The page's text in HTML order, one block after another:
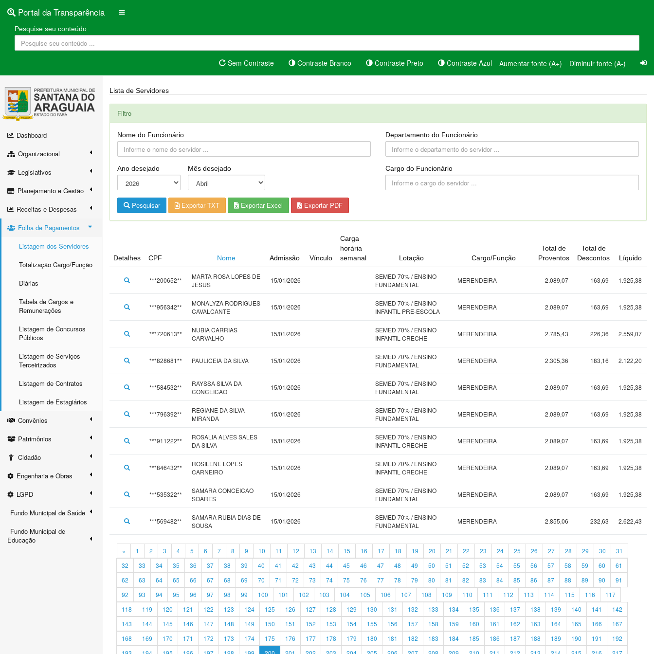
Portal da Transparência
Pesquise seu conteúdo
Sem Contraste Contraste Branco Contraste Preto Contraste Azul Aumentar fonte (A+) Diminuir fonte (A-)
Dashboard
Organizacional
Legislativos
Planejamento e Gestão
Receitas e Despesas
Folha de Pagamentos
Listagem dos Servidores
Totalização Cargo/Função
Diárias
Tabela de Cargos e
Remunerações
Listagem de Concursos
Públicos
Listagem de Serviços
Terceirizados
Listagem de Contratos
Listagem de Estagiários
Convênios
Patrimônios
Cidadão
Engenharia e Obras
LGPD
Fundo Municipal de Saúde
Fundo Municipal de
Educação
Lista de Servidores
Filtro
Nome do Funcionário
Ano desejado Mês desejado
Departamento do Funcionário
Cargo do Funcionário
Pesquisar Exportar TXT Exportar Excel Exportar PDF
Detalhes CPF Nome Admissão Vínculo
Carga
horária
semanal
Lotação Cargo/Função
Total de
Proventos
Total de
Descontos
Líquido
***200652**
MARTA ROSA LOPES DE
JESUS
15/01/2026
SEMED 70% / ENSINO
FUNDAMENTAL
MERENDEIRA 2.089,07 163,69 1.925,38
***956342**
MONALYZA RODRIGUES
CAVALCANTE
15/01/2026
SEMED 70% / ENSINO
INFANTIL PRE-ESCOLA
MERENDEIRA 2.089,07 163,69 1.925,38
***720613**
NUBIA CARRIAS
CARVALHO
15/01/2026
SEMED 70% / ENSINO
INFANTIL CRECHE
MERENDEIRA 2.785,43 226,36 2.559,07
***828681** PAULICEIA DA SILVA 15/01/2026
SEMED 70% / ENSINO
FUNDAMENTAL
MERENDEIRA 2.305,36 183,16 2.122,20
***584532**
RAYSSA SILVA DA
CONCEICAO
15/01/2026
SEMED 70% / ENSINO
FUNDAMENTAL
MERENDEIRA 2.089,07 163,69 1.925,38
***796392**
REGIANE DA SILVA
MIRANDA
15/01/2026
SEMED 70% / ENSINO
FUNDAMENTAL
MERENDEIRA 2.089,07 163,69 1.925,38
***911222**
ROSALIA ALVES SALES
DA SILVA
15/01/2026
SEMED 70% / ENSINO
INFANTIL CRECHE
MERENDEIRA 2.089,07 163,69 1.925,38
***846432**
ROSILENE LOPES
CARNEIRO
15/01/2026
SEMED 70% / ENSINO
INFANTIL CRECHE
MERENDEIRA 2.089,07 163,69 1.925,38
***535322**
SAMARA CONCEICAO
SOARES
15/01/2026
SEMED 70% / ENSINO
FUNDAMENTAL
MERENDEIRA 2.089,07 163,69 1.925,38
***569482**
SAMARA RUBIA DIAS DE
SOUSA
15/01/2026
SEMED 70% / ENSINO
FUNDAMENTAL
MERENDEIRA 2.855,06 232,63 2.622,43
« 1 2 3 4 5 6 7 8 9 10 11 12 13 14 15 16 17 18 19 20 21 22 23 24 25 26 27 28 29 30
31
32
33 34 35 36 37 38 39 40 41 42 43 44 45 46 47 48 49 50 51 52 53 54 55 56 57 58 59 60
61
62
63 64 65 66 67 68 69 70 71 72 73 74 75 76 77 78 79 80 81 82 83 84 85 86 87 88 89 90
91
92
93 94 95 96 97 98 99 100 101 102 103 104 105 106 107 108 109 110 111 112 113 114 115 116
117
118
119 120 121 122 123 124 125 126 127 128 129 130 131 132 133 134 135 136 137 138 139 140 141
142
143
144 145 146 147 148 149 150 151 152 153 154 155 156 157 158 159 160 161 162 163 164 165 166
167
168
169 170 171 172 173 174 175 176 177 178 179 180 181 182 183 184 185 186 187 188 189 190 191
192